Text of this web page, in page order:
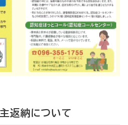
返納について